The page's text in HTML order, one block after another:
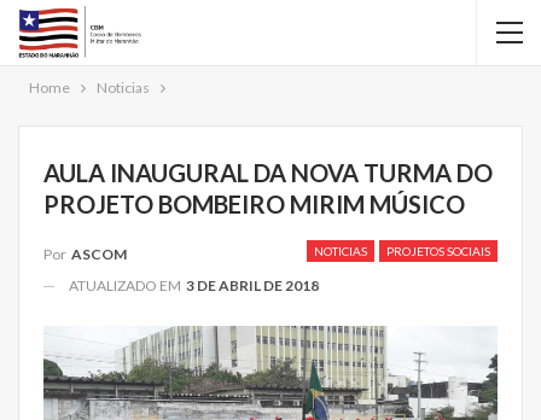
Home Noticias
AULA INAUGURAL DA NOVA TURMA DO
PROJETO BOMBEIRO MIRIM MÚSICO
NOTICIAS PROJETOS SOCIAIS
Por ASCOM
ATUALIZADO EM 3 DE ABRIL DE 2018